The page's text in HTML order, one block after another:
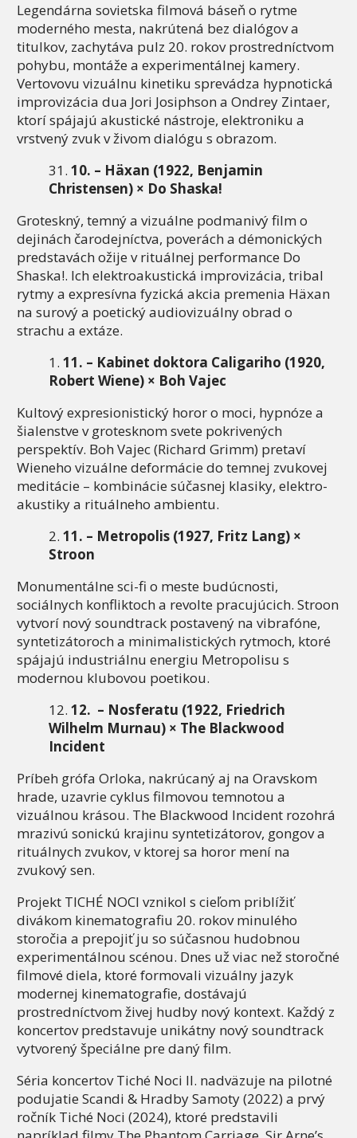
Legendárna sovietska filmová báseň o rytme
moderného mesta, nakrútená bez dialógov a
titulkov, zachytáva pulz 20. rokov prostredníctvom
pohybu, montáže a experimentálnej kamery.
Vertovovu vizuálnu kinetiku sprevádza hypnotická
improvizácia dua Jori Josiphson a Ondrey Zintaer,
ktorí spájajú akustické nástroje, elektroniku a
vrstvený zvuk v živom dialógu s obrazom.
10. – Häxan (1922, Benjamin
Christensen) × Do Shaska!
Groteskný, temný a vizuálne podmanivý film o
dejinách čarodejníctva, poverách a démonických
predstavách ožije v rituálnej performance Do
Shaska!. Ich elektroakustická improvizácia, tribal
rytmy a expresívna fyzická akcia premenia Häxan
na surový a poetický audiovizuálny obrad o
strachu a extáze.
11. – Kabinet doktora Caligariho (1920,
Robert Wiene) × Boh Vajec
Kultový expresionistický horor o moci, hypnóze a
šialenstve v grotesknom svete pokrivených
perspektív. Boh Vajec (Richard Grimm) pretaví
Wieneho vizuálne deformácie do temnej zvukovej
meditácie – kombinácie súčasnej klasiky, elektro-
akustiky a rituálneho ambientu.
11. – Metropolis (1927, Fritz Lang) ×
Stroon
Monumentálne sci-fi o meste budúcnosti,
sociálnych konfliktoch a revolte pracujúcich. Stroon
vytvorí nový soundtrack postavený na vibrafóne,
syntetizátoroch a minimalistických rytmoch, ktoré
spájajú industriálnu energiu Metropolisu s
modernou klubovou poetikou.
12. – Nosferatu (1922, Friedrich
Wilhelm Murnau) × The Blackwood
Incident
Príbeh grófa Orloka, nakrúcaný aj na Oravskom
hrade, uzavrie cyklus filmovou temnotou a
vizuálnou krásou. The Blackwood Incident rozohrá
mrazivú sonickú krajinu syntetizátorov, gongov a
rituálnych zvukov, v ktorej sa horor mení na
zvukový sen.
Projekt TICHÉ NOCI vznikol s cieľom priblížiť
divákom kinematografiu 20. rokov minulého
storočia a prepojiť ju so súčasnou hudobnou
experimentálnou scénou. Dnes už viac než storočné
filmové diela, ktoré formovali vizuálny jazyk
modernej kinematografie, dostávajú
prostredníctvom živej hudby nový kontext. Každý z
koncertov predstavuje unikátny nový soundtrack
vytvorený špeciálne pre daný film.
Séria koncertov Tiché Noci II. nadväzuje na pilotné
podujatie Scandi & Hradby Samoty (2022) a prvý
ročník Tiché Noci (2024), ktoré predstavili